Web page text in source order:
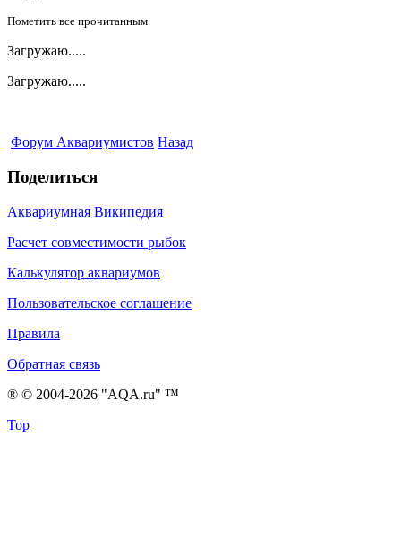
Пометить все прочитанным
Загружаю.....
Загружаю.....
Форум Аквариумистов Назад
Поделиться
Аквариумная Википедия
Расчет совместимости рыбок
Калькулятор аквариумов
Пользовательское соглашение
Правила
Обратная связь
® © 2004-2026 "AQA.ru" ™
Top